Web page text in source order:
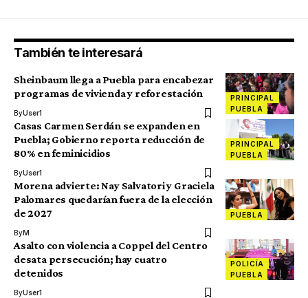
También te interesará
PRINCIPAL
PUEBLA
Sheinbaum llega a Puebla para encabezar
programas de vivienda y reforestación
ByUser1
PRINCIPAL
PUEBLA
Casas Carmen Serdán se expanden en
Puebla; Gobierno reporta reducción de
80% en feminicidios
ByUser1
PUEBLA
Morena advierte: Nay Salvatori y Graciela
Palomares quedarían fuera de la elección
de 2027
ByM
POLICÍA
PUEBLA
Asalto con violencia a Coppel del Centro
desata persecución; hay cuatro
detenidos
ByUser1